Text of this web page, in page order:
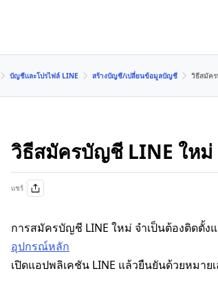
บัญชีและโปรไฟล์ LINE สร้างบัญชี/เปลี่ยนข้อมูลบัญชี วิธีสมัค
วิธีสมัครบัญชี LINE ใหม่
แชร์
การสมัครบัญชี LINE ใหม่ จำเป็นต้องติดตั้ง
อุปกรณ์หลัก
เปิดแอปพลิเคชัน LINE แล้วยืนยันด้วยหมา